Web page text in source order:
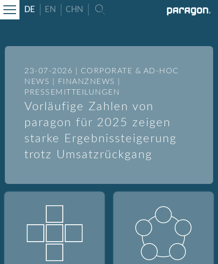
DE EN CHN
23-07-2026 | CORPORATE & AD-HOC
NEWS | FINANZNEWS |
PRESSEMITTEILUNGEN
Vorläufige Zahlen von
paragon für 2025 zeigen
starke Ergebnissteigerung
trotz Umsatzrückgang